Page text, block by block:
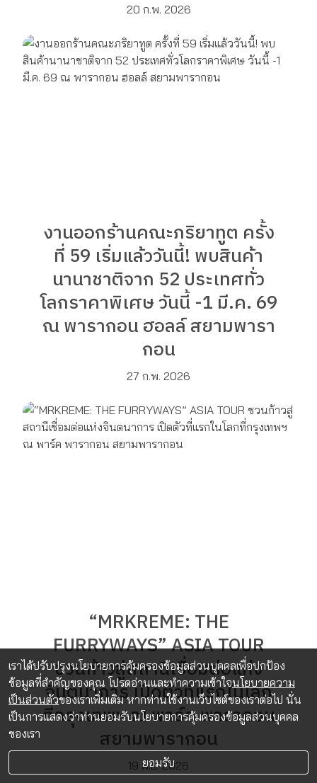
20 ก.พ. 2026
งานออกร้านคณะภริยาทูต ครั้ง
ที่ 59 เริ่มแล้ววันนี้! พบสินค้า
นานาชาติจาก 52 ประเทศทั่ว
โลกราคาพิเศษ วันนี้ -1 มี.ค. 69
ณ พารากอน ฮอลล์ สยามพารา
กอน
27 ก.พ. 2026
“MRKREME: THE
FURRYWAYS” ASIA TOUR
ชวนก้าวสู่สถานีเชื่อมต่อแห่ง
จินตนาการ เปิดตัวที่แรกในโลก
ที่กรุงเทพฯ ณ พาร์ค พารากอน
สยามพารากอน
19 มิ.ย. 2026
เราได้ปรับปรุงนโยบายการคุ้มครองข้อมูลส่วนบุคคลเพื่อปกป้อง
ข้อมูลที่สำคัญของคุณ โปรดอ่านและทำความเข้าใจนโยบายความ
เป็นส่วนตัวของเราเพิ่มเติม หากท่านใช้งานเว็บไซต์ของเราต่อไป นั่น
เป็นการแสดงว่าท่านยอมรับนโยบายการคุ้มครองข้อมูลส่วนบุคคล
ของเรา
ยอมรับ